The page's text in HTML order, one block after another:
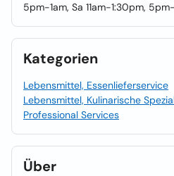
5pm-1am, Sa 11am-1:30pm,
Kategorien
Lebensmittel, Essenlieferservice
Lebensmittel, Kulinarische
Professional Services
Über